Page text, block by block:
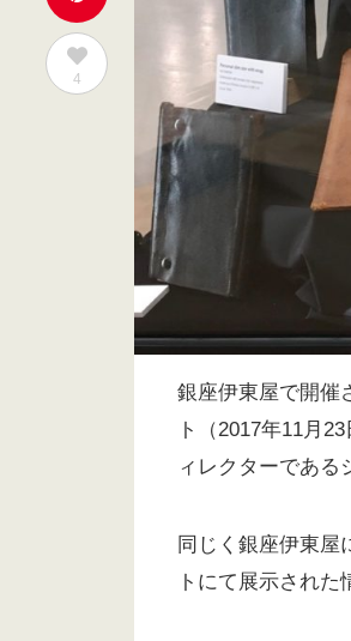
4
銀座伊東屋で開催
ト（2017年11月
ィレクターである
同じく銀座伊東屋
トにて展示された